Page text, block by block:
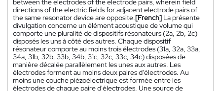
between the electrodes of the electrode pairs, wherein field
directions of the electric fields for adjacent electrode pairs of
the same resonator device are opposite.[French] La présente
divulgation concerne un élément acoustique de volume qui
comporte une pluralité de dispositifs résonateurs (2a, 2b, 2c)
disposés les uns à côté des autres. Chaque dispositif
résonateur comporte au moins trois électrodes (31a, 32a, 33a,
34a, 31b, 32b, 33b, 34b, 31c, 32c, 33c, 34c) disposées de
manière décalée parallèlement les unes aux autres. Les
électrodes forment au moins deux paires d'électrodes. Au
moins une couche piézoélectrique est formée entre les
électrodes de chaque paire d'électrodes. Une source de